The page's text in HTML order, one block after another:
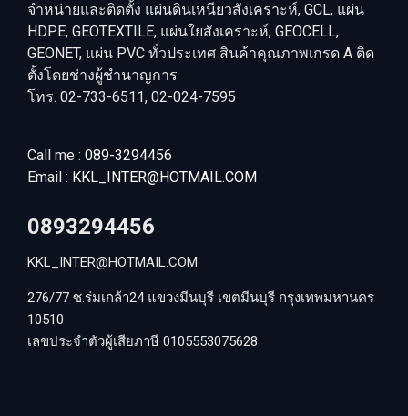
จำหน่ายและติดตั้ง แผ่นดินเหนียวสังเคราะห์, GCL, แผ่น
HDPE, GEOTEXTILE, แผ่นใยสังเคราะห์, GEOCELL,
GEONET, แผ่น PVC ทั่วประเทศ สินค้าคุณภาพเกรด A ติด
ตั้งโดยช่างผู้ชำนาญการ
โทร. 02-733-6511, 02-024-7595
Call me : 089-3294456
Email : KKL_INTER@HOTMAIL.COM
0893294456
KKL_INTER@HOTMAIL.COM
276/77 ซ.ร่มเกล้า24 แขวงมีนบุรี เขตมีนบุรี กรุงเทพมหานคร
10510
เลขประจำตัวผู้เสียภาษี 0105553075628